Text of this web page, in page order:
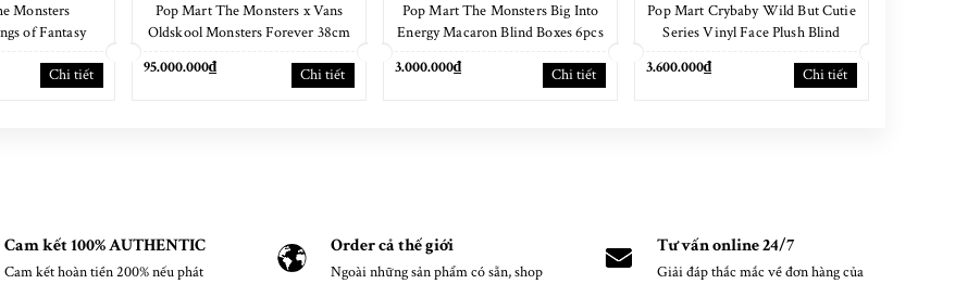
Monsters
of Fantasy
Chi tiết
Pop Mart The Monsters x Vans
Oldskool Monsters Forever 38cm
95.000.000₫
Chi tiết
Pop Mart The Monsters Big Into
Energy Macaron Blind Boxes 6pcs
3.000.000₫ Chi tiết
Pop Mart Crybaby Wild But Cutie
Series Vinyl Face Plush Blind
3.600.000₫ Chi tiết
Cam kết 100% AUTHENTIC
Cam kết hoàn tiền 200% nếu phát
Order cả thế giới
Ngoài những sản phẩm có sẵn, shop
Tư vấn online 24/7
Giải đáp thắc mắc về đơn hàng của